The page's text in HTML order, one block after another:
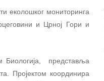
еколошког мониторинга
и Црној Гори и
Биологија, представља
Пројектом координира